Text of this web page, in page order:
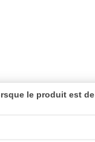
le produit est de